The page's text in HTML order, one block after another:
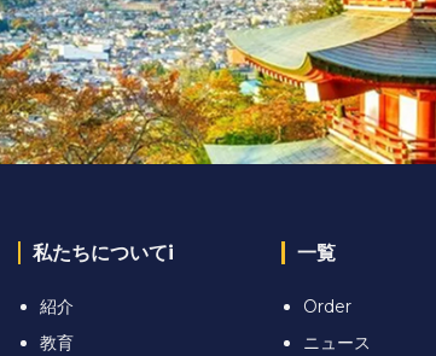
私たちについてi
紹介
教育
一覧
Order
ニュース